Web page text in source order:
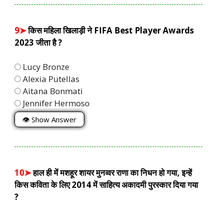
9➤किस महिला खिलाड़ी ने FIFA Best Player Awards
2023 जीता है ?
Lucy Bronze
Alexia Putellas
Aitana Bonmati
Jennifer Hermoso
👁 Show Answer
10➤हाल ही में मशहूर शायर मुनव्वर राणा का निधन हो गया, इन्हें
किस कविता के लिए 2014 में साहित्य अकादमी पुरस्कार दिया गया
?